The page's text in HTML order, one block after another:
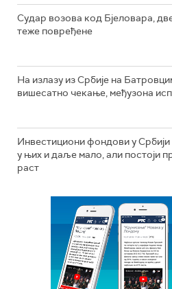
Судар возова код Бјеловара,
теже повређене
На излазу из Србије на
вишесатно чекање, међузона
Инвестициони фондови у
у њих и даље мало, али постоји
раст